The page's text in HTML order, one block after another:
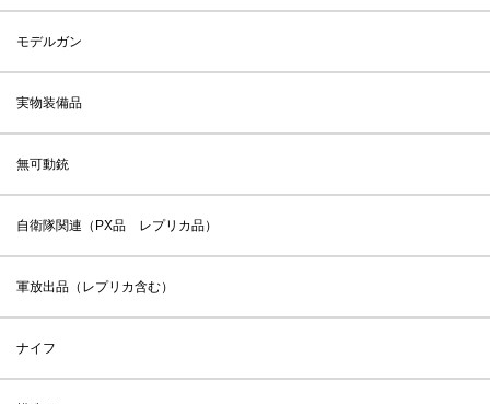
モデルガン
実物装備品
無可動銃
自衛隊関連（PX品 レプリカ品）
軍放出品（レプリカ含む）
ナイフ